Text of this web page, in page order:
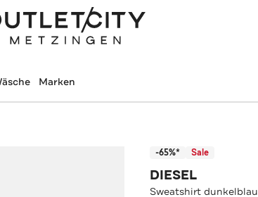
Marken
-65%* Sale
DIESEL
Sweatshirt dunkelblau